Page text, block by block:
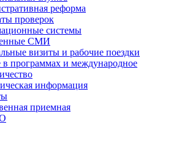
реформа
проверок
системы
СМИ
визиты и рабочие поездки
в программах и международное
информация
приемная